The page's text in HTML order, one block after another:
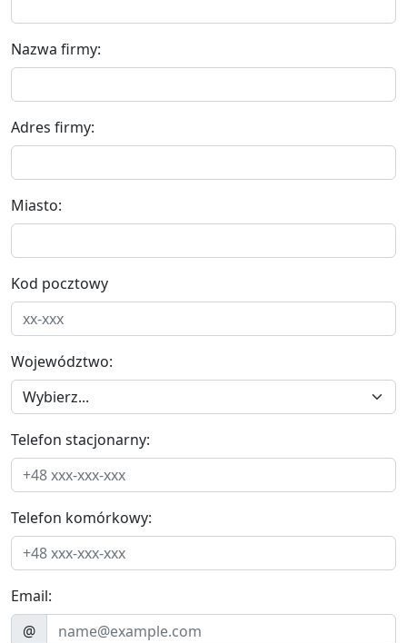
Nazwa firmy:
Adres firmy:
Miasto:
Kod pocztowy
Województwo:
Telefon stacjonarny:
Telefon komórkowy:
Email:
@